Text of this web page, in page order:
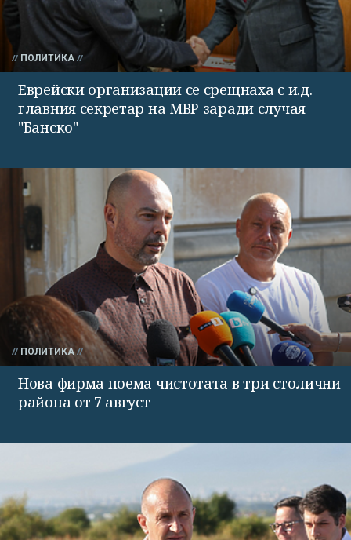
ПОЛИТИКА
Еврейски организации се срещнаха с и.д.
главния секретар на МВР заради случая
"Банско"
ПОЛИТИКА
Нова фирма поема чистотата в три столични
района от 7 август